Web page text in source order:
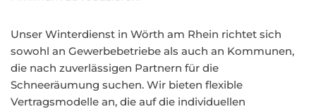
Unser Winterdienst in Wörth am Rhein richtet sich
sowohl an Gewerbebetriebe als auch an Kommunen,
die nach zuverlässigen Partnern für die
Schneeräumung suchen. Wir bieten flexible
Vertragsmodelle an, die auf die individuellen